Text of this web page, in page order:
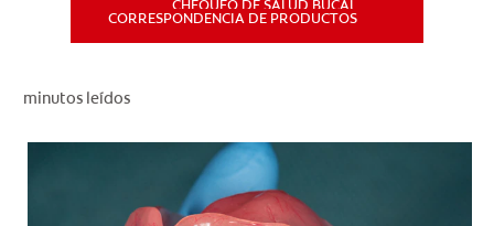
CHEQUEO DE SALUD BUCAL
CORRESPONDENCIA DE PRODUCTOS
minutos leídos